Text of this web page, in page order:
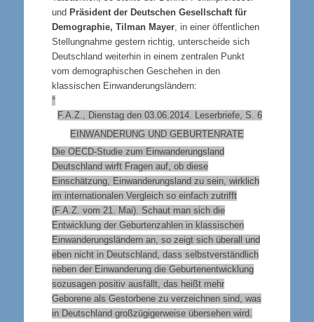
und Präsident der Deutschen Gesellschaft für
Demographie, Tilman Mayer, in einer öffentlichen
Stellungnahme gestern richtig, unterscheide sich
Deutschland weiterhin in einem zentralen Punkt
vom demographischen Geschehen in den
klassischen Einwanderungsländern:
°
F.A.Z., Dienstag den 03.06.2014. Leserbriefe, S. 6
EINWANDERUNG UND GEBURTENRATE
Die OECD-Studie zum Einwanderungsland
Deutschland wirft Fragen auf, ob diese
Einschätzung, Einwanderungsland zu sein, wirklich
im internationalen Vergleich so einfach zutrifft
(F.A.Z. vom 21. Mai). Schaut man sich die
Entwicklung der Geburtenzahlen in klassischen
Einwanderungsländern an, so zeigt sich überall und
eben nicht in Deutschland, dass selbstverständlich
neben der Einwanderung die Geburtenentwicklung
sozusagen positiv ausfällt, das heißt mehr
Geborene als Gestorbene zu verzeichnen sind, was
in Deutschland großzügigerweise übersehen wird.